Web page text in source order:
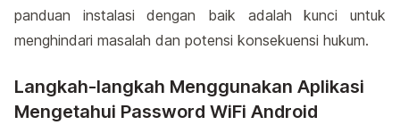
panduan instalasi dengan baik adalah kunci untuk
menghindari masalah dan potensi konsekuensi hukum.
Langkah-langkah Menggunakan Aplikasi
Mengetahui Password WiFi Android